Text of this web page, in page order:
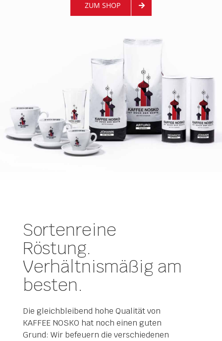
ZUM SHOP
Sortenreine
Röstung.
Verhältnismäßig am
besten.
Die gleichbleibend hohe Qualität von
KAFFEE NOSKO hat noch einen guten
Grund: Wir befeuern die verschiedenen